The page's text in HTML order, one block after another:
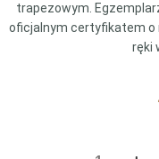
trapezowym.
oficjalnym certyfikatem o
ręki